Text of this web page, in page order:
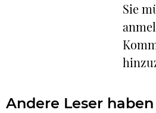
Sie
Andere Leser